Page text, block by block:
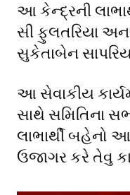
આ કેન્દ્રની
સી ફુલતરિયા
સુકેતાબેન
આ સેવાકીય
સાથે સમિતિના
લાભાર્થી બહેનો
ઉજાગર કરે તેવુ